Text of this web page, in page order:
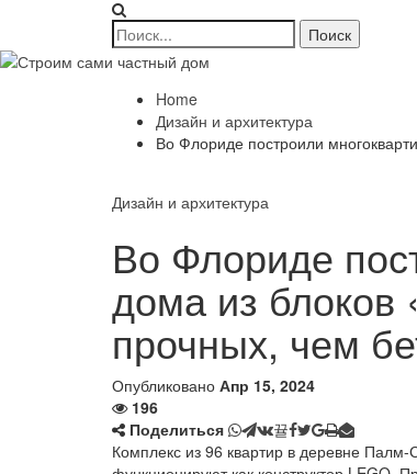
Home
Дизайн и архитектура
Во Флориде построили
Дизайн и архитектура
Во Флориде
дома из блоков
прочных, чем
Опубликовано Апр 15, 2024
196
Поделиться
Комплекс из 96 квартир в деревне